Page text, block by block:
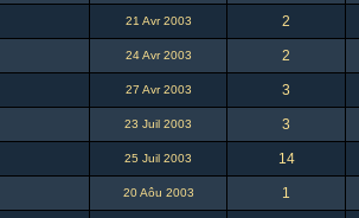
21 Avr 2003 2
24 Avr 2003 2
27 Avr 2003 3
23 Juil 2003 3
25 Juil 2003 14
20 Aôu 2003 1